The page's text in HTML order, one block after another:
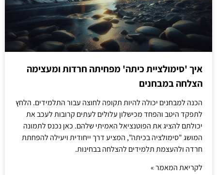
איך 'סימולציית כיתה' מפחיתה חרדות ומעצימה
הצלחה במבחנים
הכנה למבחנים יכולה להיות תקופה לחוצה עבור התלמידים. הלחץ
לתפקד היטב והפחד מכישלון עלולים לעתים קרובות לעכב את
יכולתם להציג את הפוטנציאל האמיתי שלהם. כאן נכנס לתמונה
המושג "סימולציה בכיתה", המציע דרך ייחודית ויעילה להפחתת
חרדה ולהעצמת תלמידים להצלחה בבחינות.
לקריאת המאמר »